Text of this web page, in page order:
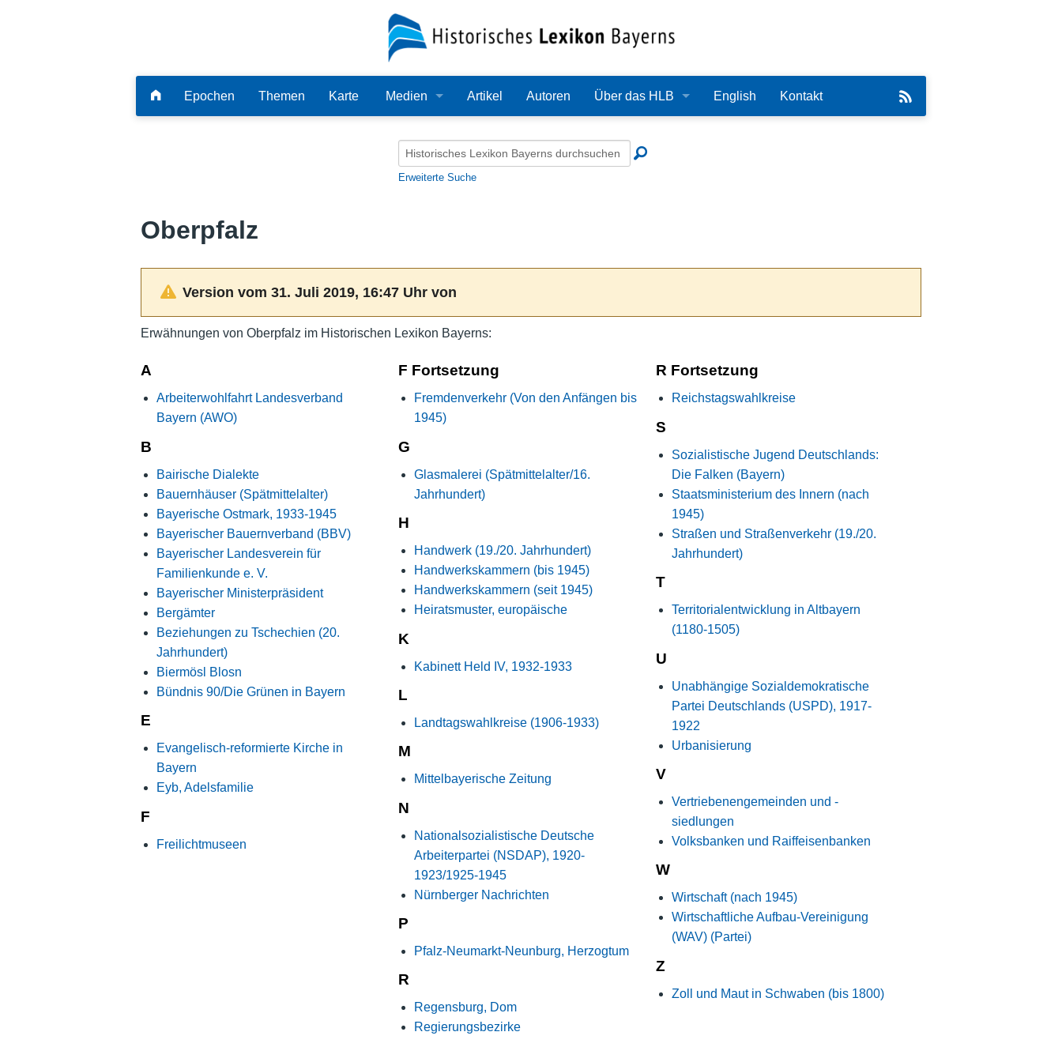
Epochen Themen Karte Medien
Audio
Artikel Autoren Über das HLB
Redaktion
English Kontakt
Erweiterte Suche
Oberpfalz
Version vom 31. Juli 2019, 16:47 Uhr von
Erwähnungen von Oberpfalz im Historischen Lexikon Bayerns:
A
Arbeiterwohlfahrt Landesverband
Bayern (AWO)
B
Bairische Dialekte
Bauernhäuser (Spätmittelalter)
Bayerische Ostmark, 1933-1945
Bayerischer Bauernverband (BBV)
Bayerischer Landesverein für
Familienkunde e. V.
Bayerischer Ministerpräsident
Bergämter
Beziehungen zu Tschechien (20.
Jahrhundert)
Biermösl Blosn
Bündnis 90/Die Grünen in Bayern
E
Evangelisch-reformierte Kirche in
Bayern
Eyb, Adelsfamilie
F
Freilichtmuseen
F Fortsetzung
Fremdenverkehr (Von den Anfängen bis
1945)
G
Glasmalerei (Spätmittelalter/16.
Jahrhundert)
H
Handwerk (19./20. Jahrhundert)
Handwerkskammern (bis 1945)
Handwerkskammern (seit 1945)
Heiratsmuster, europäische
K
Kabinett Held IV, 1932-1933
L
Landtagswahlkreise (1906-1933)
M
Mittelbayerische Zeitung
N
Nationalsozialistische Deutsche
Arbeiterpartei (NSDAP), 1920-
1923/1925-1945
Nürnberger Nachrichten
P
Pfalz-Neumarkt-Neunburg, Herzogtum
R
Regensburg, Dom
Regierungsbezirke
R Fortsetzung
Reichstagswahlkreise
S
Sozialistische Jugend Deutschlands:
Die Falken (Bayern)
Staatsministerium des Innern (nach
1945)
Straßen und Straßenverkehr (19./20.
Jahrhundert)
T
Territorialentwicklung in Altbayern
(1180-1505)
U
Unabhängige Sozialdemokratische
Partei Deutschlands (USPD), 1917-
1922
Urbanisierung
V
Vertriebenengemeinden und -
siedlungen
Volksbanken und Raiffeisenbanken
W
Wirtschaft (nach 1945)
Wirtschaftliche Aufbau-Vereinigung
(WAV) (Partei)
Z
Zoll und Maut in Schwaben (bis 1800)